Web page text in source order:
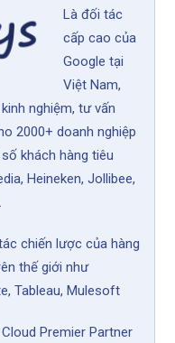
Là đối tác
cấp cao của
Google tại
Việt Nam,
nghiệm, tư vấn
2000+ doanh nghiệp
khách hàng tiêu
Heineken, Jollibee,
chiến lược của hàng
thế giới như
Tableau, Mulesoft
Premier Partner